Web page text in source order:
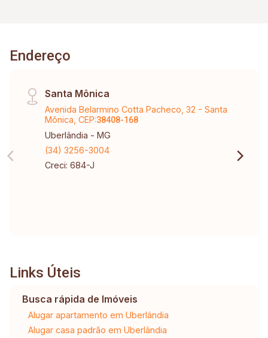
Endereço
Santa Mônica
Avenida Belarmino Cotta Pacheco, 32 - Santa
Mônica, CEP:38408-168
Uberlândia - MG
(34) 3256-3004
Creci: 684-J
Links Úteis
Busca rápida de Imóveis
Alugar apartamento em Uberlândia
Alugar casa padrão em Uberlândia